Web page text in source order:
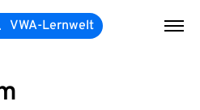
VWA-Lernwelt